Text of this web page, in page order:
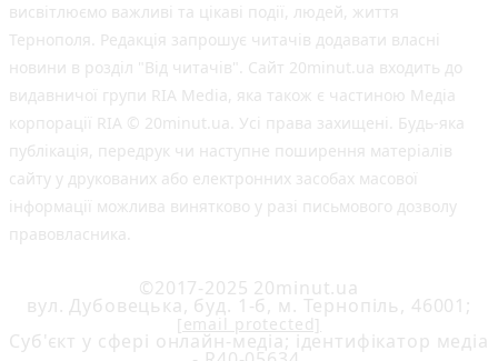
висвітлюємо важливі та цікаві події, людей, життя
Тернополя. Редакція запрошує читачів додавати власні
новини в розділ "Від читачів". Сайт 20minut.ua входить до
видавничої групи RIA Media, яка також є частиною Медіа
корпорації RIA © 20minut.ua. Усі права захищені. Будь-яка
публiкацiя, передрук чи наступне поширення матеріалів
сайту у друкованих або електронних засобах масової
інформації можлива винятково у разі письмового дозволу
правовласника.
©2017-2025 20minut.ua
вул. Дубовецька, буд. 1-б, м. Тернопіль, 46001;
[email protected]
Cуб'єкт у сфері онлайн-медіа; ідентифікатор медіа